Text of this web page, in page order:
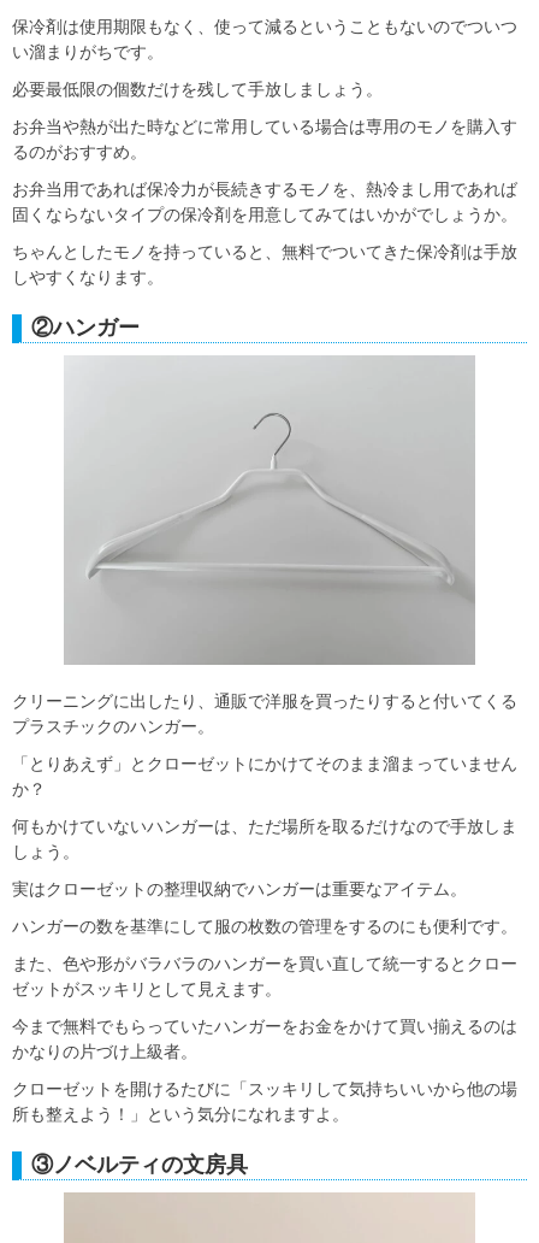
保冷剤は使用期限もなく、使って減るということもないのでついつ
い溜まりがちです。
必要最低限の個数だけを残して手放しましょう。
お弁当や熱が出た時などに常用している場合は専用のモノを購入す
るのがおすすめ。
お弁当用であれば保冷力が長続きするモノを、熱冷まし用であれば
固くならないタイプの保冷剤を用意してみてはいかがでしょうか。
ちゃんとしたモノを持っていると、無料でついてきた保冷剤は手放
しやすくなります。
②ハンガー
クリーニングに出したり、通販で洋服を買ったりすると付いてくる
プラスチックのハンガー。
「とりあえず」とクローゼットにかけてそのまま溜まっていません
か？
何もかけていないハンガーは、ただ場所を取るだけなので手放しま
しょう。
実はクローゼットの整理収納でハンガーは重要なアイテム。
ハンガーの数を基準にして服の枚数の管理をするのにも便利です。
また、色や形がバラバラのハンガーを買い直して統一するとクロー
ゼットがスッキリとして見えます。
今まで無料でもらっていたハンガーをお金をかけて買い揃えるのは
かなりの片づけ上級者。
クローゼットを開けるたびに「スッキリして気持ちいいから他の場
所も整えよう！」という気分になれますよ。
③ノベルティの文房具